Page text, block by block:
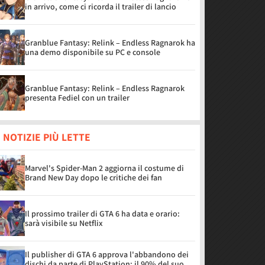
in arrivo, come ci ricorda il trailer di lancio
Granblue Fantasy: Relink – Endless Ragnarok ha
una demo disponibile su PC e console
Granblue Fantasy: Relink – Endless Ragnarok
presenta Fediel con un trailer
NOTIZIE PIÙ LETTE
Marvel's Spider-Man 2 aggiorna il costume di
Brand New Day dopo le critiche dei fan
Il prossimo trailer di GTA 6 ha data e orario:
sarà visibile su Netflix
Il publisher di GTA 6 approva l'abbandono dei